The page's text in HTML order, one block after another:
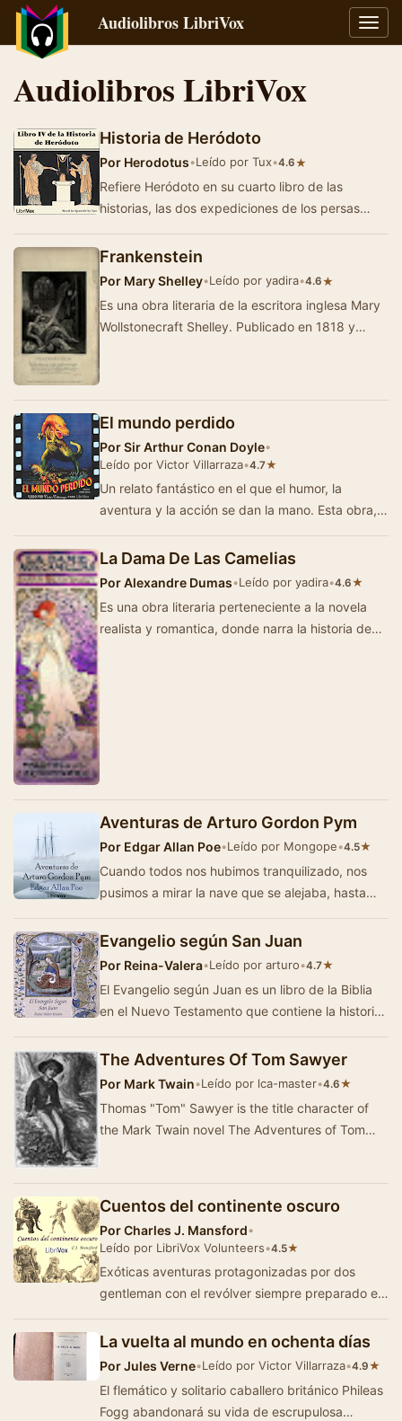
Audiolibros LibriVox
Audiolibros LibriVox
Historia de Heródoto
Por Herodotus•Leído por Tux•4.6★
Refiere Heródoto en su cuarto libro de las
historias, las dos expediciones de los persas
Frankenstein
Por Mary Shelley•Leído por yadira•4.6★
Es una obra literaria de la escritora inglesa Mary
Wollstonecraft Shelley. Publicado en 1818 y
El mundo perdido
PorSir Arthur Conan Doyle•
Leído por Victor Villarraza•4.7★
Un relato fantástico en el que el humor, la
aventura y la acción se dan la mano. Esta obra,
La Dama De Las Camelias
PorAlexandre Dumas•Leído por yadira•4.6★
Es una obra literaria perteneciente a la novela
realista y romantica, donde narra la historia de
Aventuras de Arturo Gordon Pym
Por Edgar Allan Poe•Leído por Mongope•4.5★
Cuando todos nos hubimos tranquilizado, nos
pusimos a mirar la nave que se alejaba, hasta
Evangelio según San Juan
Por Reina-Valera•Leído por arturo•4.7★
El Evangelio según Juan es un libro de la Biblia
en el Nuevo Testamento que contiene la historia
The Adventures Of Tom Sawyer
Por Mark Twain•Leído por lca-master•4.6★
Thomas "Tom" Sawyer is the title character of
the Mark Twain novel The Adventures of Tom
Cuentos del continente oscuro
PorCharles J. Mansford•
Leído por LibriVox Volunteers•4.5★
Exóticas aventuras protagonizadas por dos
gentleman con el revólver siempre preparado en
La vuelta al mundo en ochenta días
PorJules Verne•Leído por Victor Villarraza•4.9★
El flemático y solitario caballero británico Phileas
Fogg abandonará su vida de escrupulosa